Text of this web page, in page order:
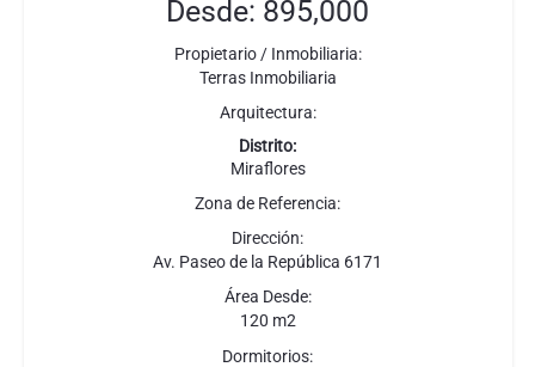
Desde: 895,000
Propietario / Inmobiliaria:
Terras Inmobiliaria
Arquitectura:
Distrito:
Miraflores
Zona de Referencia:
Dirección:
Av. Paseo de la República 6171
Área Desde:
120 m2
Dormitorios: